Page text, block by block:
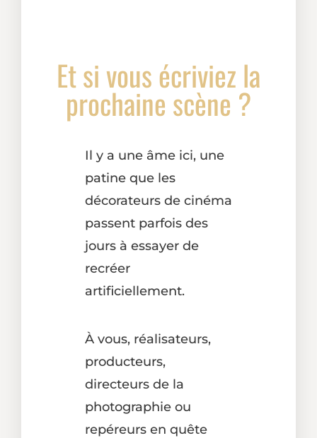
Et si vous écriviez la
prochaine scène ?
Il y a une âme ici, une
patine que les
décorateurs de cinéma
passent parfois des
jours à essayer de
recréer
artificiellement.
À vous, réalisateurs,
producteurs,
directeurs de la
photographie ou
repéreurs en quête